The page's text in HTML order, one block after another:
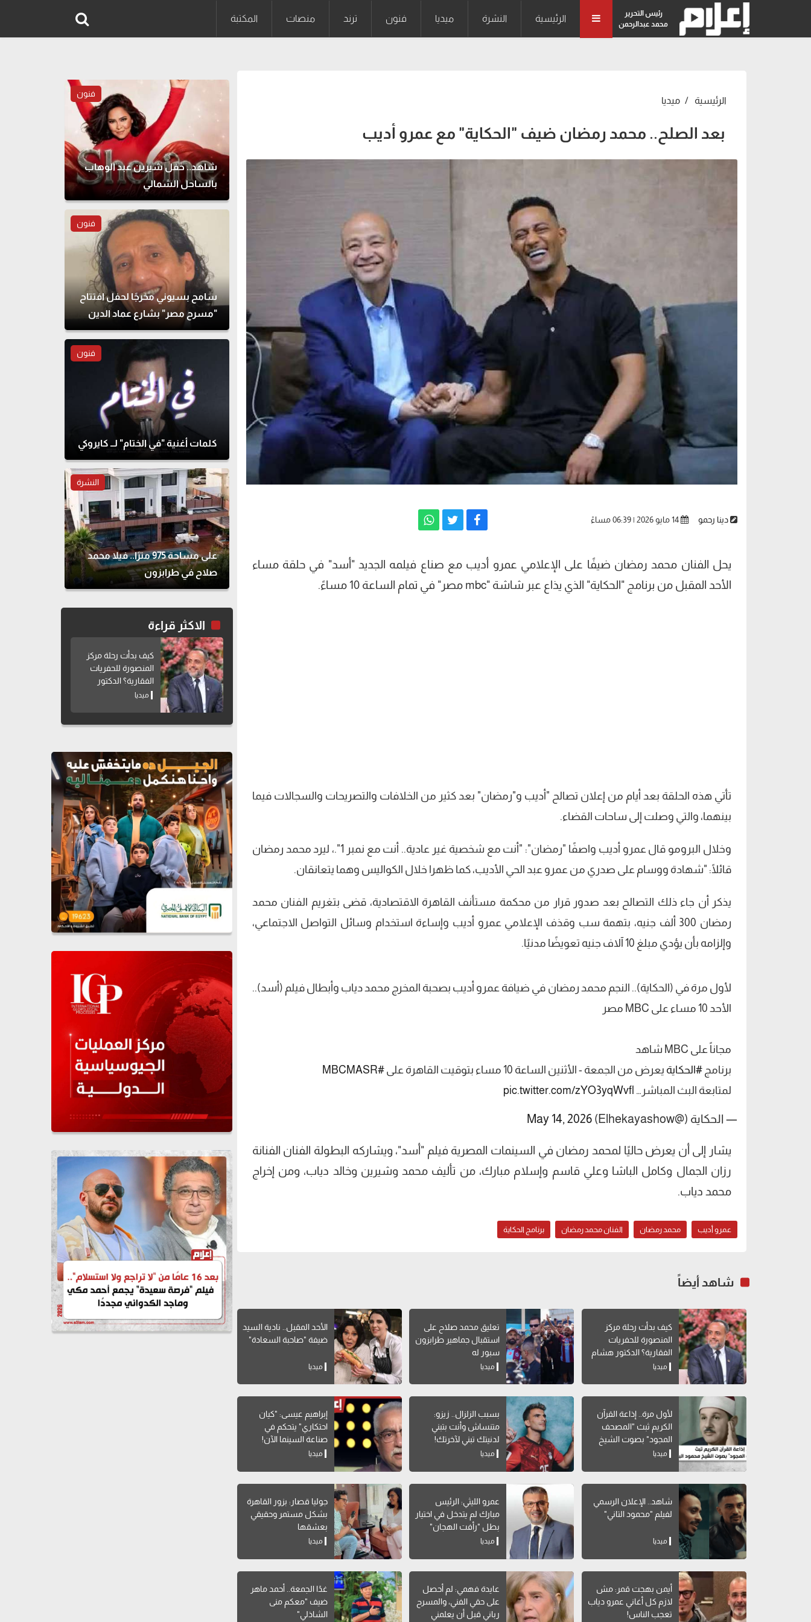
رئيس التحرير
محمد عبدالرحمن
الرئيسية النشرة ميديا فنون ترند منصات المكتبة
الرئيسية ميديا
بعد الصلح.. محمد رمضان ضيف "الحكاية" مع عمرو أديب
دينا رحمو
يحل الفنان محمد رمضان ضيفًا على الإعلامي عمرو أديب مع صناع فيلمه الجديد "أسد" في حلقة مساء
الأحد المقبل من برنامج "الحكاية" الذي يذاع عبر شاشة "mbc مصر" في تمام الساعة 10 مساءً.
تأتي هذه الحلقة بعد أيام من إعلان تصالح "أديب و"رمضان" بعد كثير من الخلافات والتصريحات والسجالات فيما
بينهما، والتي وصلت إلى ساحات القضاء.
وخلال البرومو قال عمرو أديب واصفًا "رمضان": "أنت مع شخصية غير عادية.. أنت مع نمبر 1".، ليرد محمد رمضان
قائلًا: "شهادة ووسام على صدري من عمرو عبد الحي الأديب، كما ظهرا خلال الكواليس وهما يتعانقان.
يذكر أن جاء ذلك التصالح بعد صدور قرار من محكمة مستأنف القاهرة الاقتصادية، قضى بتغريم الفنان محمد
رمضان 300 ألف جنيه، بتهمة سب وقذف الإعلامي عمرو أديب وإساءة استخدام وسائل التواصل الاجتماعي،
وإلزامه بأن يؤدي مبلغ 10 آلاف جنيه تعويضًا مدنيًا.
لأول مرة في (الحكاية).. النجم محمد رمضان في ضيافة عمرو أديب بصحبة المخرج محمد دياب وأبطال فيلم (أسد)..
الأحد 10 مساء على MBC مصر
مجاناً على MBC شاهد
برنامج #الحكاية يعرض من الجمعة - الأثنين الساعة 10 مساء بتوقيت القاهرة على
#MBCMASR
لمتابعة البث المباشر… pic.twitter.com/zYO3yqWvfl
— الحكاية (@Elhekayashow) May 14, 2026
يشار إلى أن يعرض حاليًا لمحمد رمضان في السينمات المصرية فيلم "أسد"، ويشاركه البطولة الفنان الفنانة
رزان الجمال وكامل الباشا وعلي قاسم وإسلام مبارك، من تأليف محمد وشيرين وخالد دياب، ومن إخراج
محمد دياب.
عمرو أديب محمد رمضان الفنان محمد رمضان برنامج الحكاية
شاهد أيضاً
كيف بدأت رحلة مركز
المنصورة للحفريات
الفقارية؟ الدكتور هشام
سلام يوضح
ميديا
تعليق محمد صلاح على
استقبال جماهير طرابزون
سبور له
ميديا
الأحد المقبل.. نادية السيد
ضيفة "صاحبة السعادة"
ميديا
لأول مرة.. إذاعة القرآن
الكريم ثبث "المصحف
المجود" بصوت الشيخ
محمود البنا
ميديا
بسبب الزلزال.. زيزو:
متنساش وأنت بتبني
لدنيتك تبني لآخرتك!
ميديا
إبراهيم عيسى: "كيان
احتكاري" يتحكم في
صناعة السينما الآن!
ميديا
شاهد.. الإعلان الرسمي
لفيلم "محمود التاني"
ميديا
عمرو الليثي: الرئيس
مبارك لم يتدخل في اختيار
بطل "رأفت الهجان"
ميديا
جوليا قصار: بزور القاهرة
بشكل مستمر وحقيقي
بعشقها
ميديا
أيمن بهجت قمر: مش
لازم كل أغاني عمرو دياب
تعجب الناس!
عايدة فهمي: لم أحصل
على حقي الفني، والمسرح
رباني قبل أن يعلمني
غدًا الجمعة.. أحمد ماهر
ضيف "معكم منى
الشاذلي"
فنون
شاهد.. حفل شيرين عبد الوهاب
بالساحل الشمالي
فنون
سامح بسيوني مخرجًا لحفل افتتاح
"مسرح مصر" بشارع عماد الدين
فنون
كلمات أغنية "في الختام" لــ كايروكي
النشرة
على مساحة 975 مترًا.. فيلا محمد
صلاح في طرابزون
الاكثر قراءة
كيف بدأت رحلة مركز
المنصورة للحفريات
الفقارية؟ الدكتور
هشام سلام يوضح
ميديا